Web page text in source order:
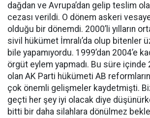
dağdan ve Avrupa’dan gelip teslim
cezası verildi. O dönem askeri
olduğu bir dönemdi. 2000’li yılların
sivil hükümet İmralı’da olup bitenler
bile yapamıyordu. 1999’dan 2004’e
örgüt eylem yapmadı. Bu süre içinde
olan AK Parti hükümeti AB
çok önemli gelişmeler kaydetmişti.
geçti her şey iyi olacak diye
bitti bir daha silahlara dönülmez